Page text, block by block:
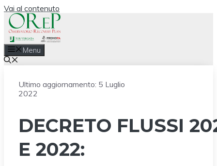
Vai al contenuto
Menu
Ultimo aggiornamento: 5 Luglio
2022
DECRETO FLUSSI
E 2022: